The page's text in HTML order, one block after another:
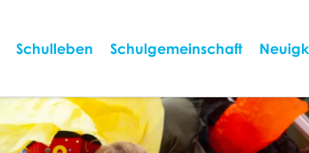
Schulleben Schulgemeinschaft